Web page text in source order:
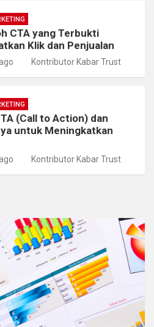
CTA yang Terbukti
Klik dan Penjualan
Kontributor Kabar Trust
(Call to Action) dan
untuk Meningkatkan
Kontributor Kabar Trust